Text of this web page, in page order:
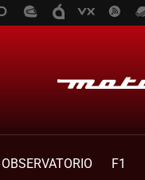
OBSERVATORIO F1